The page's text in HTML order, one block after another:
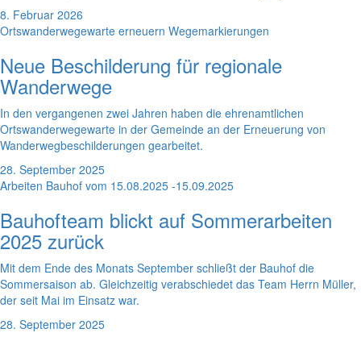
8. Februar 2026
Ortswanderwegewarte erneuern Wegemarkierungen
Neue Beschilderung für regionale
Wanderwege
In den vergangenen zwei Jahren haben die ehrenamtlichen
Ortswanderwegewarte in der Gemeinde an der Erneuerung von
Wanderwegbeschilderungen gearbeitet.
28. September 2025
Arbeiten Bauhof vom 15.08.2025 -15.09.2025
Bauhofteam blickt auf Sommerarbeiten
2025 zurück
Mit dem Ende des Monats September schließt der Bauhof die
Sommersaison ab. Gleichzeitig verabschiedet das Team Herrn Müller,
der seit Mai im Einsatz war.
28. September 2025